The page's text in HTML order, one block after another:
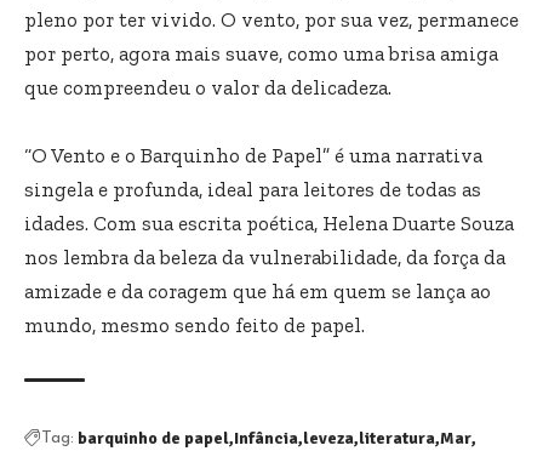
pleno por ter vivido. O vento, por sua vez, permanece
por perto, agora mais suave, como uma brisa amiga
que compreendeu o valor da delicadeza.
“O Vento e o Barquinho de Papel” é uma narrativa
singela e profunda, ideal para leitores de todas as
idades. Com sua escrita poética, Helena Duarte Souza
nos lembra da beleza da vulnerabilidade, da força da
amizade e da coragem que há em quem se lança ao
mundo, mesmo sendo feito de papel.
Tag: barquinho de papel Infância leveza literatura Mar